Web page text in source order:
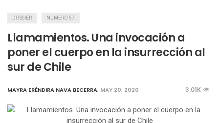
DOSSIER NÚMERO 57
Llamamientos. Una invocación a
poner el cuerpo en la insurrección al
sur de Chile
MAYRA ERÉNDIRA NAVA BECERRA, MAY 20, 2020 3.01K